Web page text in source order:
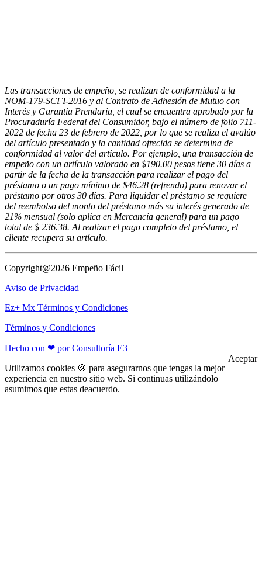
Las transacciones de empeño, se realizan de conformidad a la
NOM-179-SCFI-2016 y al Contrato de Adhesión de Mutuo con
Interés y Garantía Prendaría, el cual se encuentra aprobado por la
Procuraduría Federal del Consumidor, bajo el número de folio 711-
2022 de fecha 23 de febrero de 2022, por lo que se realiza el avalúo
del artículo presentado y la cantidad ofrecida se determina de
conformidad al valor del artículo. Por ejemplo, una transacción de
empeño con un artículo valorado en $190.00 pesos tiene 30 días a
partir de la fecha de la transacción para realizar el pago del
préstamo o un pago mínimo de $46.28 (refrendo) para renovar el
préstamo por otros 30 días. Para liquidar el préstamo se requiere
del reembolso del monto del préstamo más su interés generado de
21% mensual (solo aplica en Mercancía general) para un pago
total de $ 236.38. Al realizar el pago completo del préstamo, el
cliente recupera su artículo.
Copyright@2026 Empeño Fácil
Aviso de Privacidad
Ez+ Mx Términos y Condiciones
Términos y Condiciones
Hecho con ❤ por Consultoría E3
Utilizamos cookies 🍪 para asegurarnos que tengas la mejor
experiencia en nuestro sitio web. Si continuas utilizándolo
asumimos que estas deacuerdo.
Aceptar